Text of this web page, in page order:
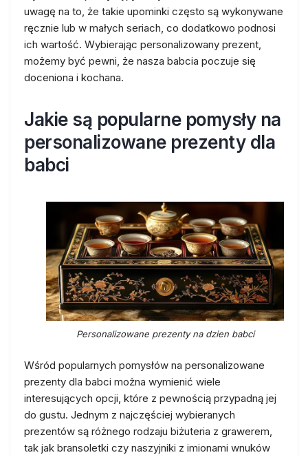
uwagę na to, że takie upominki często są wykonywane
ręcznie lub w małych seriach, co dodatkowo podnosi
ich wartość. Wybierając personalizowany prezent,
możemy być pewni, że nasza babcia poczuje się
doceniona i kochana.
Jakie są popularne pomysły na
personalizowane prezenty dla
babci
Personalizowane prezenty na dzien babci
Wśród popularnych pomysłów na personalizowane
prezenty dla babci można wymienić wiele
interesujących opcji, które z pewnością przypadną jej
do gustu. Jednym z najczęściej wybieranych
prezentów są różnego rodzaju biżuteria z grawerem,
tak jak bransoletki czy naszyjniki z imionami wnuków